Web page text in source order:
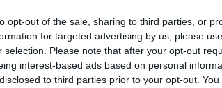
opt-out of the sale, sharing to third parties, or
for targeted advertising by us, please
selection. Please note that after your opt-out
interest-based ads based on personal
to third parties prior to your opt-out.
Ezzel nincs semmi baj, amíg a párod
ennél tovább. De ha ez már negatívan
a határokat.
oldalon